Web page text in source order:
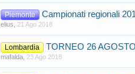
Piemonte Campionati regionali
elius 21 Ago 2018
Lombardia TORNEO 26
mafalda 23 Ago 2018